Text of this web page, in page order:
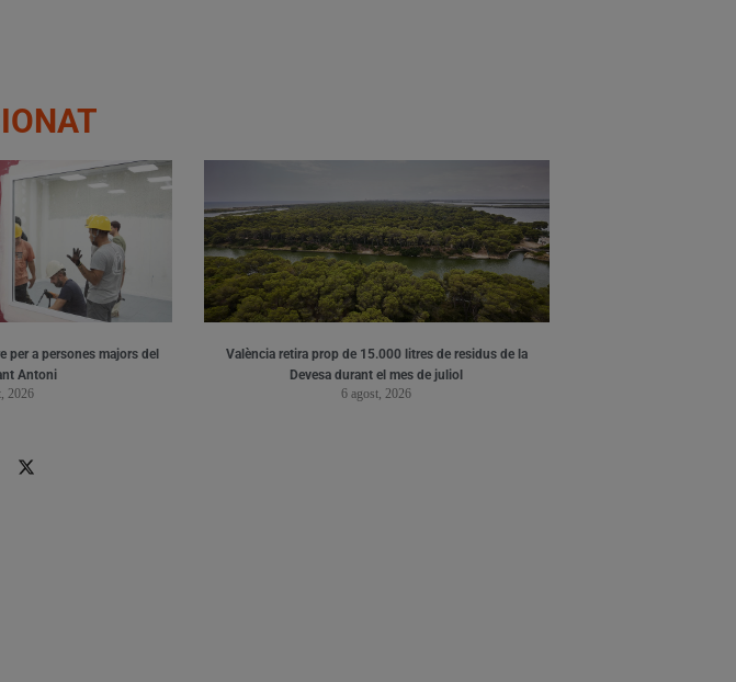
per a persones majors del
Antoni
2026
València retira prop de 15.000 litres de residus de la
Devesa durant el mes de juliol
6 agost, 2026